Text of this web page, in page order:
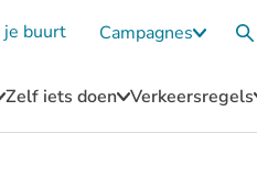
Zelf iets doen Submenu
Zelf
Verkeersregels
je buurt Campagnes